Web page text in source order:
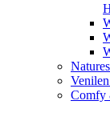
Comfy